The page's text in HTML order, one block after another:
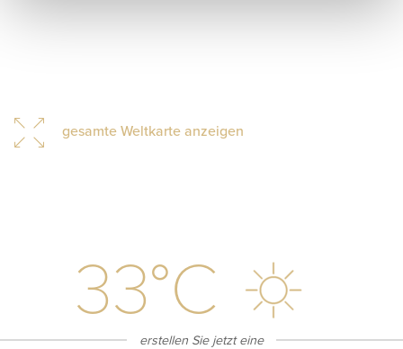
erstellen Sie jetzt eine
gesamte Weltkarte anzeigen
33°C